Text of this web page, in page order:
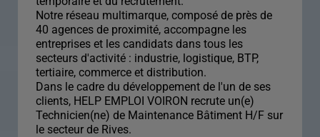
Notre réseau multimarque, composé de près de
40 agences de proximité, accompagne les
entreprises et les candidats dans tous les
secteurs d'activité : industrie, logistique, BTP,
tertiaire, commerce et distribution.
Dans le cadre du développement de l'un de ses
clients, HELP EMPLOI VOIRON recrute un(e)
Technicien(ne) de Maintenance Bâtiment H/F sur
le secteur de Rives.